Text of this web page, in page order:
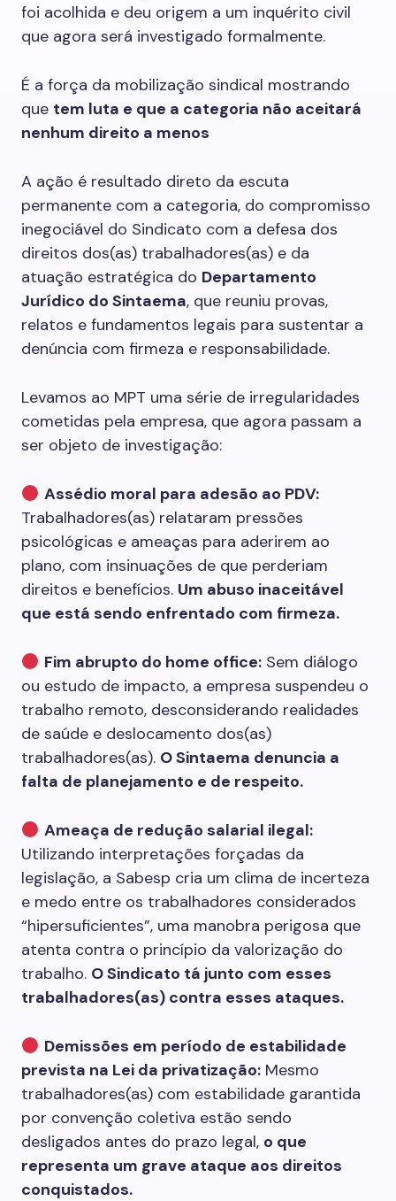
foi acolhida e deu origem a um inquérito civil
que agora será investigado formalmente.
É a força da mobilização sindical mostrando
que tem luta e que a categoria não aceitará
nenhum direito a menos
A ação é resultado direto da escuta
permanente com a categoria, do compromisso
inegociável do Sindicato com a defesa dos
direitos dos(as) trabalhadores(as) e da
atuação estratégica do Departamento
Jurídico do Sintaema, que reuniu provas,
relatos e fundamentos legais para sustentar a
denúncia com firmeza e responsabilidade.
Levamos ao MPT uma série de irregularidades
cometidas pela empresa, que agora passam a
ser objeto de investigação:
Assédio moral para adesão ao PDV:
Trabalhadores(as) relataram pressões
psicológicas e ameaças para aderirem ao
plano, com insinuações de que perderiam
direitos e benefícios. Um abuso inaceitável
que está sendo enfrentado com firmeza.
Fim abrupto do home office:Sem diálogo
ou estudo de impacto, a empresa suspendeu o
trabalho remoto, desconsiderando realidades
de saúde e deslocamento dos(as)
trabalhadores(as). O Sintaema denuncia a
falta de planejamento e de respeito.
Ameaça de redução salarial ilegal:
Utilizando interpretações forçadas da
legislação, a Sabesp cria um clima de incerteza
e medo entre os trabalhadores considerados
“hipersuficientes”, uma manobra perigosa que
atenta contra o princípio da valorização do
trabalho. O Sindicato tá junto com esses
trabalhadores(as) contra esses ataques.
Demissões em período de estabilidade
prevista na Lei da privatização: Mesmo
trabalhadores(as) com estabilidade garantida
por convenção coletiva estão sendo
desligados antes do prazo legal, o que
representa um grave ataque aos direitos
conquistados.